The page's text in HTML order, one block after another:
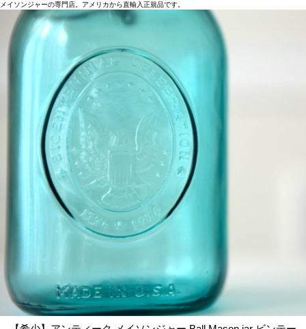
メイソンジャーの専門店。アメリカから直輸入正規品です。